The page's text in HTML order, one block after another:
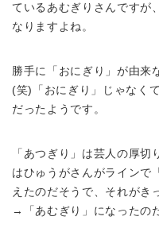
ているあむぎりさんですが
なりますよね。
勝手に「おにぎり」が由来
(笑)「おにぎり」じゃなくて
だったようです。
「あつぎり」は芸人の厚切
はひゅうがさんがラインで
えたのだそうで、それがき
→「あむぎり」になったの